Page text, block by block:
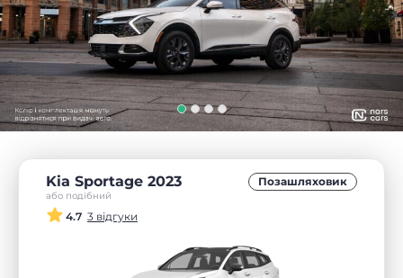
Kia Sportage 2023
або подібний
Позашляховик
4.7 3 відгуки